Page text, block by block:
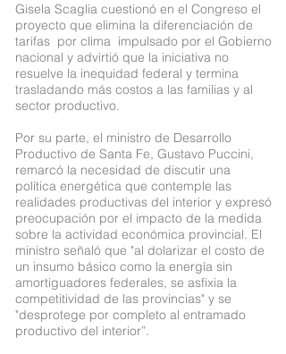
Gisela Scaglia cuestionó en el Congreso el
proyecto que elimina la diferenciación de
tarifas por clima impulsado por el Gobierno
nacional y advirtió que la iniciativa no
resuelve la inequidad federal y termina
trasladando más costos a las familias y al
sector productivo.
Por su parte, el ministro de Desarrollo
Productivo de Santa Fe, Gustavo Puccini,
remarcó la necesidad de discutir una
política energética que contemple las
realidades productivas del interior y expresó
preocupación por el impacto de la medida
sobre la actividad económica provincial. El
ministro señaló que "al dolarizar el costo de
un insumo básico como la energía sin
amortiguadores federales, se asfixia la
competitividad de las provincias" y se
"desprotege por completo al entramado
productivo del interior”.